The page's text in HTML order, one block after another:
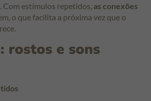
Com estímulos repetidos, as conexões
o que facilita a próxima vez que o
rostos e sons